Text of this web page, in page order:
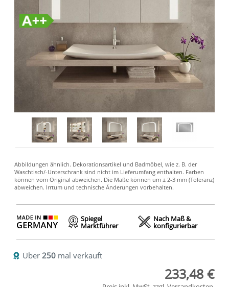
Spiegel
Marktführer
Nach Maß &
konfigurierbar
Über 250 mal verkauft
233,48 €